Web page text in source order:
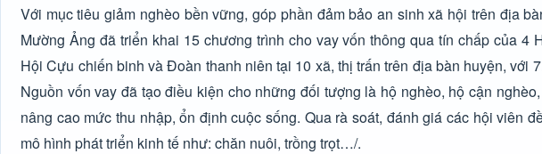
Với mục tiêu giảm nghèo bền vững, góp phần đảm bảo an sinh xã hội trên địa
Mường Ảng đã triển khai 15 chương trình cho vay vốn thông qua tín chấp của
Hội Cựu chiến binh và Đoàn thanh niên tại 10 xã, thị trấn trên địa bàn huyện, với
Nguồn vốn vay đã tạo điều kiện cho những đối tượng là hộ nghèo, hộ cận
nâng cao mức thu nhập, ổn định cuộc sống. Qua rà soát, đánh giá các hội viên
mô hình phát triển kinh tế như: chăn nuôi, trồng trọt…/.